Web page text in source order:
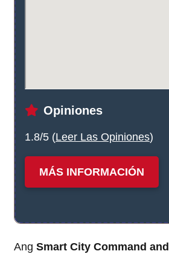
Opiniones
1.8/5 (Leer Las Opiniones)
MÁS INFORMACIÓN
Ang Smart City Command